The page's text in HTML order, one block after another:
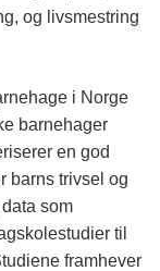
og livsmestring
i Norge
barnehager
en god
barns trivsel og
som
til
framhever